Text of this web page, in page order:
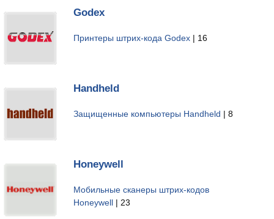
Godex
Принтеры штрих-кода Godex | 16
Handheld
Защищенные компьютеры Handheld | 8
Honeywell
Мобильные сканеры штрих-кодов
Honeywell | 23